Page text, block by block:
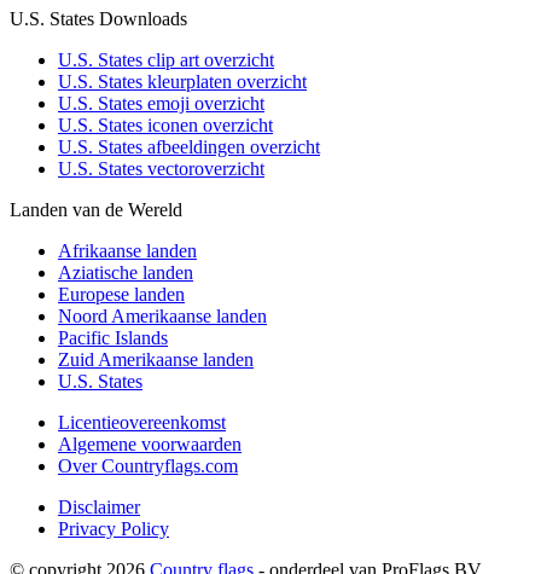
U.S. States Downloads
U.S. States clip art overzicht
U.S. States kleurplaten overzicht
U.S. States emoji overzicht
U.S. States iconen overzicht
U.S. States afbeeldingen overzicht
U.S. States vectoroverzicht
Landen van de Wereld
Afrikaanse landen
Aziatische landen
Europese landen
Noord Amerikaanse landen
Pacific Islands
Zuid Amerikaanse landen
U.S. States
Licentieovereenkomst
Algemene voorwaarden
Over Countryflags.com
Disclaimer
Privacy Policy